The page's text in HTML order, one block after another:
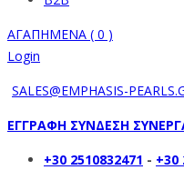
ΑΓΑΠΗΜΕΝΑ ( 0 )
Login
SALES@EMPHASIS-
ΕΓΓΡΑΦΗ ΣΥΝΔΕΣΗ
+30 2510832471 - +30